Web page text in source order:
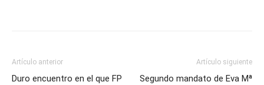
Artículo anterior
Duro encuentro en el que FP
Artículo siguiente
Segundo mandato de Eva Mª